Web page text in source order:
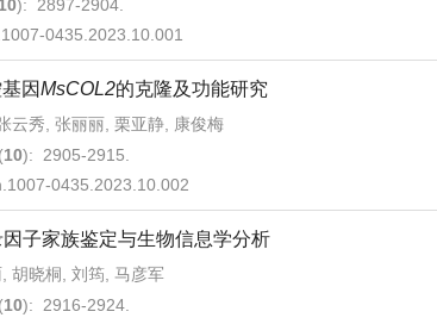
10): 2897-2904.
0435.2023.10.001
因MsCOL2的克隆及功能研究
云秀, 张丽丽, 栗亚静, 康俊梅
10): 2905-2915.
0435.2023.10.002
子家族鉴定与生物信息学分析
胡晓桐, 刘筠, 马彦军
10): 2916-2924.